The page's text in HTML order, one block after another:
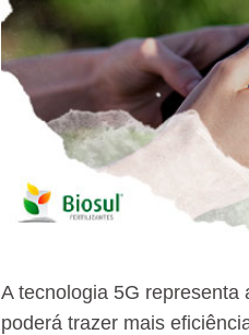
A tecnologia 5G representa
poderá trazer mais